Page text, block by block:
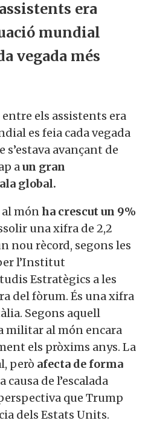
regnant
feia cada
perillosa
els assistents era
, i que s’estava
decidida cap aun
escala global.
al mónha crescut un
a assolir una xifra de
un nou rècord,
per l’Institut
Estratègics a les
del fòrum. És una
d’Itàlia. Segons aquell
militar al món encara
els pròxims anys.